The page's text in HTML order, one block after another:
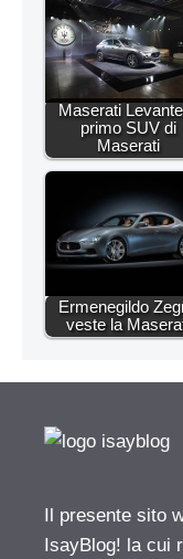
Maserati
primo SUV di
Maserati
Ermenegildo
veste la
Il presente sito
IsayBlog! la cui